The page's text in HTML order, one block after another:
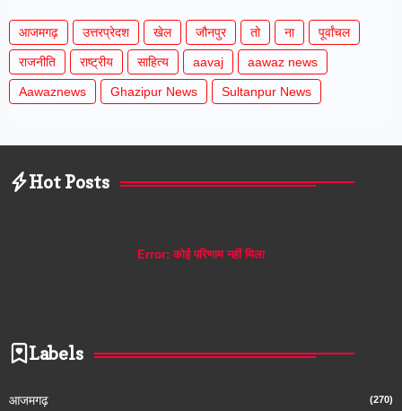
आजमगढ़ उत्तरप्रेदश खेल जौनपुर तो ना पूर्वांचल
राजनीति राष्ट्रीय साहित्य aavaj aawaz news
Aawaznews Ghazipur News Sultanpur News
Hot Posts
Error: कोई परिणाम नहीं मिला
Labels
आजमगढ़ (270)